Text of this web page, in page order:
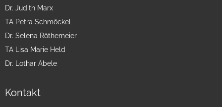
Dr. Judith Marx
TA Petra Schmöckel
Dr. Selena Röthemeier
TA Lisa Marie Held
Dr. Lothar Abele
Kontakt